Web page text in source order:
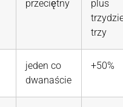
przeciętny
plus
trzy
jeden co
dwanaście
+50%